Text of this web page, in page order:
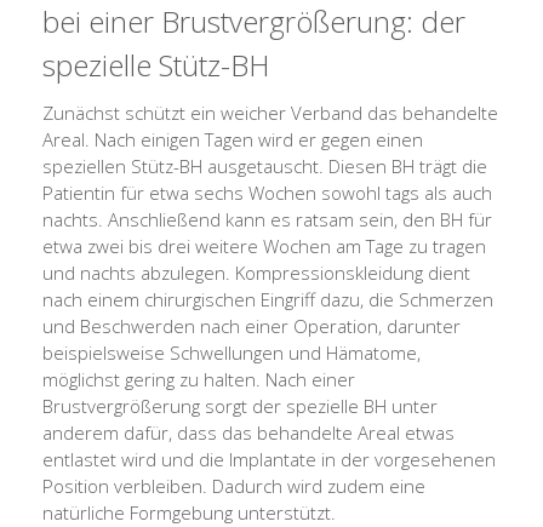
bei einer Brustvergrößerung: der
spezielle Stütz-BH
Zunächst schützt ein weicher Verband das behandelte
Areal. Nach einigen Tagen wird er gegen einen
speziellen Stütz-BH ausgetauscht. Diesen BH trägt die
Patientin für etwa sechs Wochen sowohl tags als auch
nachts. Anschließend kann es ratsam sein, den BH für
etwa zwei bis drei weitere Wochen am Tage zu tragen
und nachts abzulegen. Kompressionskleidung dient
nach einem chirurgischen Eingriff dazu, die Schmerzen
und Beschwerden nach einer Operation, darunter
beispielsweise Schwellungen und Hämatome,
möglichst gering zu halten. Nach einer
Brustvergrößerung sorgt der spezielle BH unter
anderem dafür, dass das behandelte Areal etwas
entlastet wird und die Implantate in der vorgesehenen
Position verbleiben. Dadurch wird zudem eine
natürliche Formgebung unterstützt.